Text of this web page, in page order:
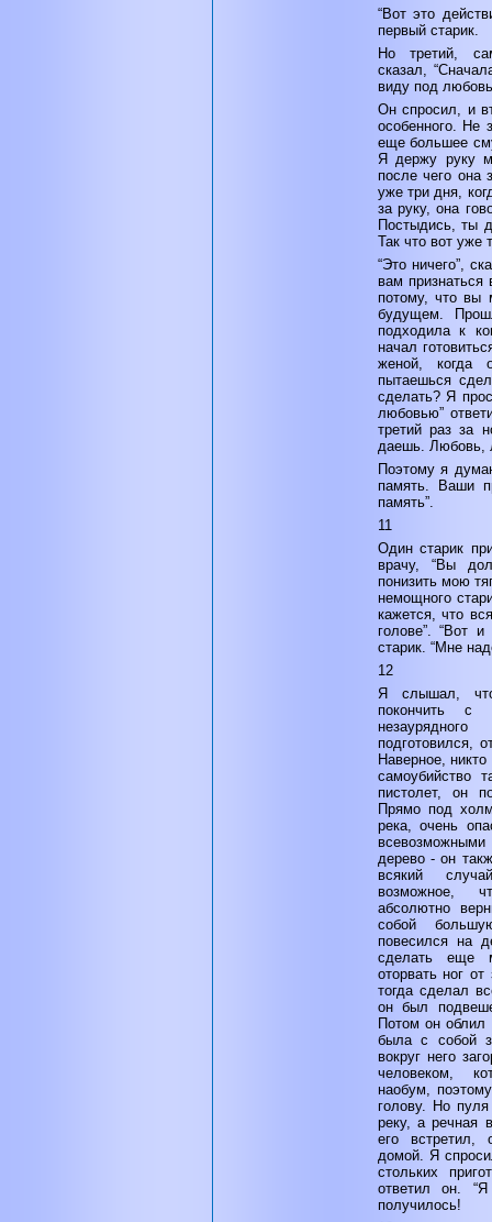
“Вот это
первый старик.
Но третий,
сказал,
виду под
Он спросил, и
особенного. Не
еще большее
Я держу руку
после чего она
уже три дня,
за руку, она
Постыдись, ты
Так что вот уже
“Это ничего”,
вам
потому, что вы
будущем.
подходила к
начал
женой, когда
пытаешься
сделать? Я
любовью”
третий раз за
даешь. Любовь,
Поэтому я
память. Ваши
память”.
11
Один старик
врачу, “Вы
понизить мою
немощного
кажется, что
голове”. “Вот
старик. “Мне
12
Я слышал,
покончить с
подготовился,
Наверное,
самоубийство
пистолет, он
Прямо под
река, очень
дерево - он
всякий
возможное,
абсолютно
собой
повесился на
сделать еще
оторвать ног
тогда сделал
он был
Потом он облил
была с собой
вокруг него
человеком,
наобум,
голову. Но
реку, а речная
его встретил,
домой. Я
стольких
ответил он.
получилось!